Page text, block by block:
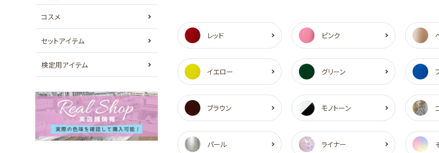
コスメ
セットアイテム
検定用アイテム
レッド ピンク
イエロー グリーン
ブラウン モノトーン
パール ライナー